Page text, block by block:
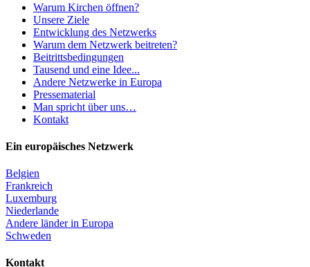
Warum Kirchen öffnen?
Unsere Ziele
Entwicklung des Netzwerks
Warum dem Netzwerk beitreten?
Beitrittsbedingungen
Tausend und eine Idee...
Andere Netzwerke in Europa
Pressematerial
Man spricht über uns…
Kontakt
Ein europäisches Netzwerk
Belgien
Frankreich
Luxemburg
Niederlande
Andere länder in Europa
Schweden
Kontakt